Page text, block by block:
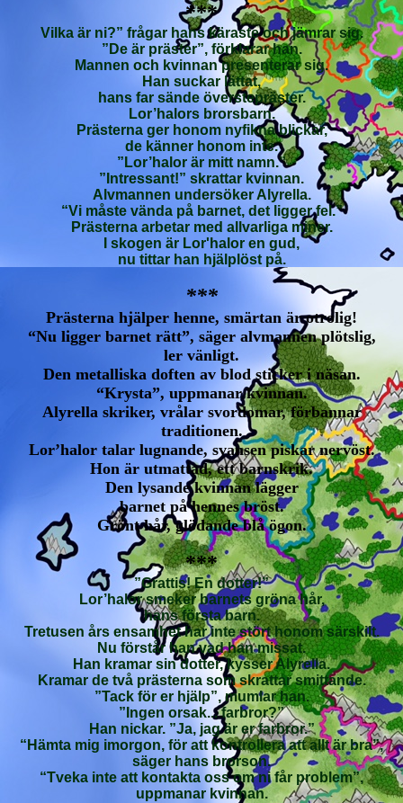
***
Vilka är ni?” frågar hans käraste och jämrar sig.
”De är präster”, förklarar han.
Mannen och kvinnan presenterar sig.
Han suckar lättat,
hans far sände överstepräster.
Lor’halors brorsbarn.
Prästerna ger honom nyfikna blickar,
de känner honom inte.
”Lor’halor är mitt namn.”
”Intressant!” skrattar kvinnan.
Alvmannen undersöker Alyrella.
“Vi måste vända på barnet, det ligger fel.”
Prästerna arbetar med allvarliga miner.
I skogen är Lor'halor en gud,
nu tittar han hjälplöst på.
***
Prästerna hjälper henne, smärtan är otrolig!
“Nu ligger barnet rätt”, säger alvmannen plötslig,
ler vänligt.
Den metalliska doften av blod sticker i näsan.
“Krysta”, uppmanar kvinnan.
Alyrella skriker, vrålar svordomar, förbannar
traditionen.
Lor’halor talar lugnande, svansen piskar nervöst.
Hon är utmattad, ett barnskrik.
Den lysande kvinnan lägger
barnet på hennes bröst.
Grönt hår, glödande blå ögon.
***
”Grattis! En dotter!”
Lor’halor smeker barnets gröna hår,
hans första barn.
Tretusen års ensamhet har inte stört honom särskilt.
Nu förstår han vad han missat.
Han kramar sin dotter, kysser Alyrella.
Kramar de två prästerna som skrattar smittande.
”Tack för er hjälp”, mumlar han.
”Ingen orsak... farbror?”
Han nickar. ”Ja, jag är er farbror.”
“Hämta mig imorgon, för att kontrollera att allt är bra”,
säger hans brorson.
“Tveka inte att kontakta oss om ni får problem”,
uppmanar kvinnan.